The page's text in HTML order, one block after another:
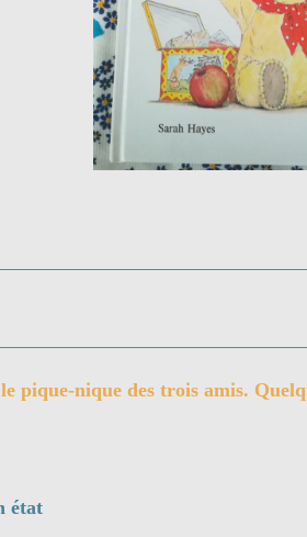
pique-nique des trois amis.
état